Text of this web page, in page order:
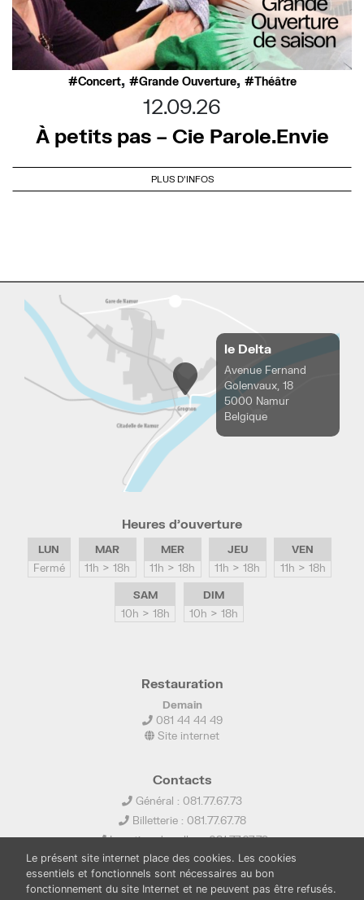
Concert, Grande Ouverture, Théâtre
12.09.26
À petits pas – Cie Parole.Envie
PLUS D'INFOS
le Delta
Avenue Fernand
Golenvaux, 18
5000 Namur
Belgique
Heures d’ouverture
LUN
Fermé
MAR
11h > 18h
MER
11h > 18h
JEU
11h > 18h
VEN
11h > 18h
SAM
10h > 18h
DIM
10h > 18h
Restauration
Demain
081 44 44 49
Site internet
Contacts
Général : 081.77.67.73
Billetterie : 081.77.67.78
Location de salles : 081.77.67.79
info@ledelta.be
Le présent site internet place des cookies. Les cookies
essentiels et fonctionnels sont nécessaires au bon
fonctionnement du site Internet et ne peuvent pas être refusés.